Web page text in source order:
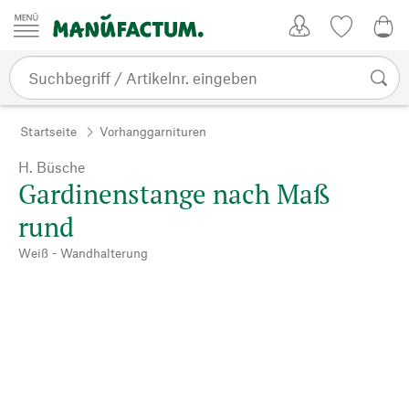
Zum Inhalt springen
Startseite Vorhanggarnituren
H. Büsche
Gardinenstange nach Maß
rund
Weiß - Wandhalterung